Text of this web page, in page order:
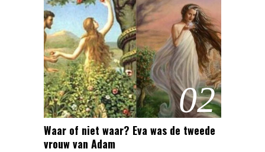
02
Waar of niet waar? Eva was de tweede
vrouw van Adam